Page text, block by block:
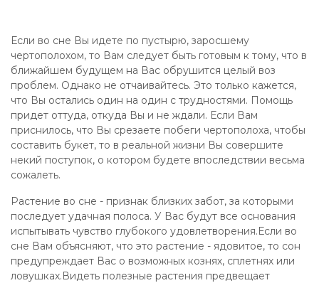
Если во сне Вы идете по пустырю, заросшему
чертополохом, то Вам следует быть готовым к тому, что в
ближайшем будущем на Вас обрушится целый воз
проблем. Однако не отчаивайтесь. Это только кажется,
что Вы остались один на один с трудностями. Помощь
придет оттуда, откуда Вы и не ждали. Если Вам
приснилось, что Вы срезаете побеги чертополоха, чтобы
составить букет, то в реальной жизни Вы совершите
некий поступок, о котором будете впоследствии весьма
сожалеть.
Растение во сне - признак близких забот, за которыми
последует удачная полоса. У Вас будут все основания
испытывать чувство глубокого удовлетворения.Если во
сне Вам объясняют, что это растение - ядовитое, то сон
предупреждает Вас о возможных кознях, сплетнях или
ловушках.Видеть полезные растения предвещает